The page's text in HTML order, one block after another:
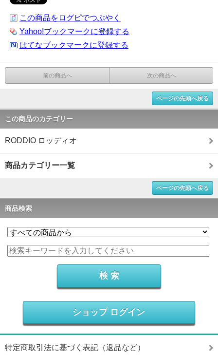
この商品をログピでつぶやく
Yahoo!ブックマークに登録する
はてなブックマークに登録する
前の商品へ 次の商品へ
ページの先頭へ戻る
この商品のカテゴリー
RODDIO ロッディオ
商品カテゴリー一覧
ページの先頭へ戻る
商品検索
ショップ ログイン
特定商取引法に基づく表記（返品など）